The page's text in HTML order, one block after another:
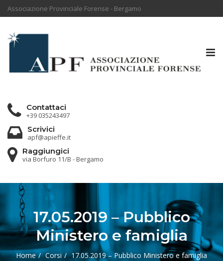
Associazione Provinciale Forense - Bergamo
Contattaci
+39 035243497
Scrivici
apf@apieffe.it
Raggiungici
via Borfuro 11/B - Bergamo
17.05.2019 – Pubblico
Ministero e famiglia
Home Corsi 17.05.2019 – Pubblico Ministero e famiglia